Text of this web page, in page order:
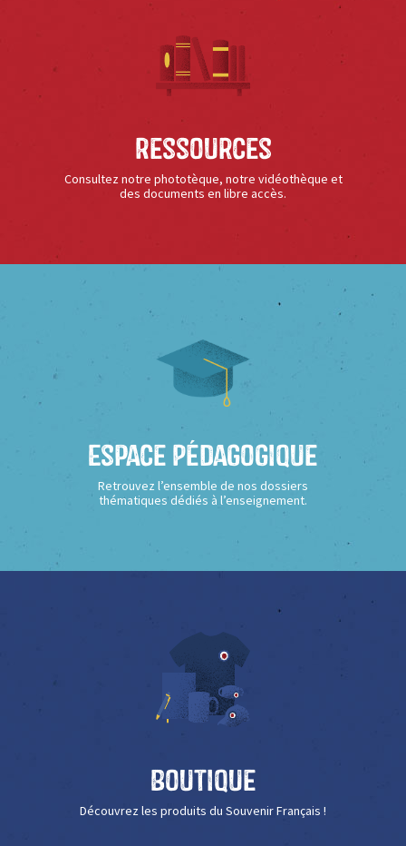
Ressources
Consultez notre phototèque, notre vidéothèque et
des documents en libre accès.
Espace Pédagogique
Retrouvez l’ensemble de nos dossiers
thématiques dédiés à l’enseignement.
Boutique
Découvrez les produits du Souvenir Français !